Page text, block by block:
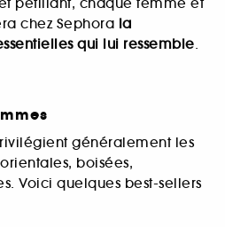
pétillant, chaque femme et
chez Sephora la
qui lui ressemble.
généralement les
boisées,
Voici quelques best-sellers